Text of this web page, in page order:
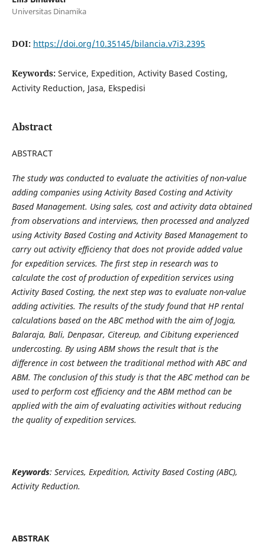
Universitas Dinamika
DOI: https://doi.org/10.35145/bilancia.v7i3.2395
Keywords: Service, Expedition, Activity Based Costing,
Activity Reduction, Jasa, Ekspedisi
Abstract
ABSTRACT
The study was conducted to evaluate the activities of non-value
adding companies using Activity Based Costing and Activity
Based Management. Using sales, cost and activity data obtained
from observations and interviews, then processed and analyzed
using Activity Based Costing and Activity Based Management to
carry out activity efficiency that does not provide added value
for expedition services. The first step in research was to
calculate the cost of production of expedition services using
Activity Based Costing, the next step was to evaluate non-value
adding activities. The results of the study found that HP rental
calculations based on the ABC method with the aim of Jogja,
Balaraja, Bali, Denpasar, Citereup, and Cibitung experienced
undercosting. By using ABM shows the result that is the
difference in cost between the traditional method with ABC and
ABM. The conclusion of this study is that the ABC method can be
used to perform cost efficiency and the ABM method can be
applied with the aim of evaluating activities without reducing
the quality of expedition services.
Keywords: Services, Expedition, Activity Based Costing (ABC),
Activity Reduction.
ABSTRAK